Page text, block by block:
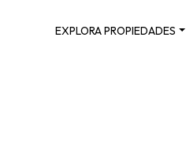
EXPLORA PROPIEDADES